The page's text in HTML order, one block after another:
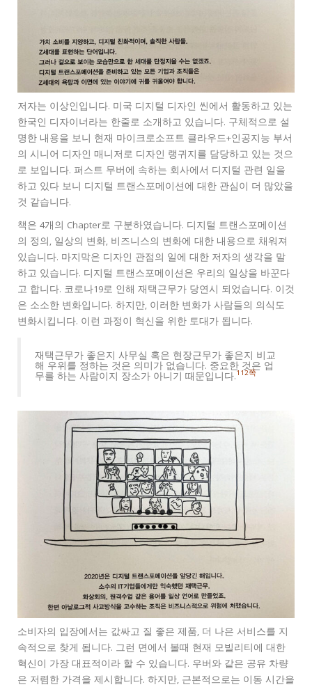
저자는 이상인입니다. 미국 디지털 디자인 씬에서 활동하고 있는
한국인 디자이너라는 한줄로 소개하고 있습니다. 구체적으로 설
명한 내용을 보니 현재 마이크로소프트 클라우드+인공지능 부서
의 시니어 디자인 매니저로 디자인 랭귀지를 담당하고 있는 것으
로 보입니다. 퍼스트 무버에 속하는 회사에서 디지털 관련 일을
하고 있다 보니 디지털 트랜스포메이션에 대한 관심이 더 많았을
것 같습니다.
책은 4개의 Chapter로 구분하였습니다. 디지털 트랜스포메이션
의 정의, 일상의 변화, 비즈니스의 변화에 대한 내용으로 채워져
있습니다. 마지막은 디자인 관점의 일에 대한 저자의 생각을 말
하고 있습니다. 디지털 트랜스포메이션은 우리의 일상을 바꾼다
고 합니다. 코로나19로 인해 재택근무가 당연시 되었습니다. 이것
은 소소한 변화입니다. 하지만, 이러한 변화가 사람들의 의식도
변화시킵니다. 이런 과정이 혁신을 위한 토대가 됩니다.
재택근무가 좋은지 사무실 혹은 현장근무가 좋은지 비교
해 우위를 정하는 것은 의미가 없습니다. 중요한 것은 업
무를 하는 사람이지 장소가 아니기 때문입니다.112쪽
소비자의 입장에서는 값싸고 질 좋은 제품, 더 나은 서비스를 지
속적으로 찾게 됩니다. 그런 면에서 볼때 현재 모빌리티에 대한
혁신이 가장 대표적이라 할 수 있습니다. 우버와 같은 공유 차량
은 저렴한 가격을 제시합니다. 하지만, 근본적으로는 이동 시간을